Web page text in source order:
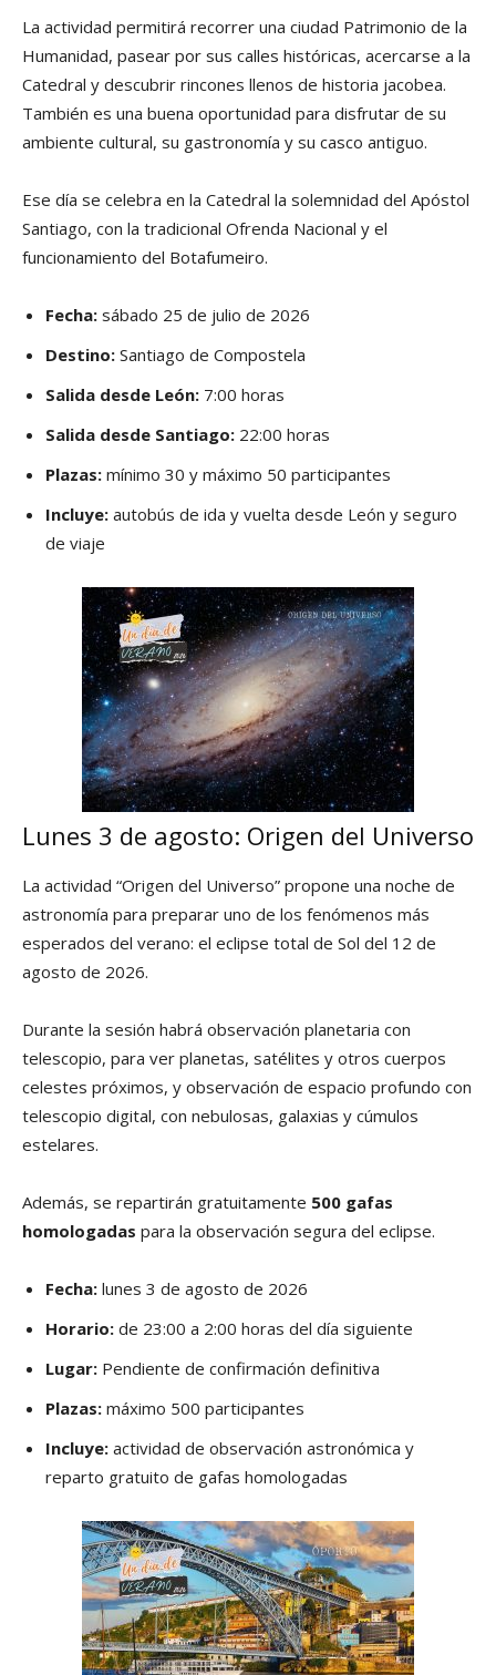
La actividad permitirá recorrer una ciudad Patrimonio de la
Humanidad, pasear por sus calles históricas, acercarse a la
Catedral y descubrir rincones llenos de historia jacobea.
También es una buena oportunidad para disfrutar de su
ambiente cultural, su gastronomía y su casco antiguo.
Ese día se celebra en la Catedral la solemnidad del Apóstol
Santiago, con la tradicional Ofrenda Nacional y el
funcionamiento del Botafumeiro.
Fecha: sábado 25 de julio de 2026
Destino: Santiago de Compostela
Salida desde León: 7:00 horas
Salida desde Santiago: 22:00 horas
Plazas: mínimo 30 y máximo 50 participantes
Incluye: autobús de ida y vuelta desde León y seguro
de viaje
Lunes 3 de agosto: Origen del Universo
La actividad “Origen del Universo” propone una noche de
astronomía para preparar uno de los fenómenos más
esperados del verano: el eclipse total de Sol del 12 de
agosto de 2026.
Durante la sesión habrá observación planetaria con
telescopio, para ver planetas, satélites y otros cuerpos
celestes próximos, y observación de espacio profundo con
telescopio digital, con nebulosas, galaxias y cúmulos
estelares.
Además, se repartirán gratuitamente 500 gafas
homologadas para la observación segura del eclipse.
Fecha: lunes 3 de agosto de 2026
Horario: de 23:00 a 2:00 horas del día siguiente
Lugar: Pendiente de confirmación definitiva
Plazas: máximo 500 participantes
Incluye: actividad de observación astronómica y
reparto gratuito de gafas homologadas